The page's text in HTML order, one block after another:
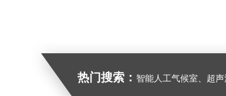
热门搜索： 智能人工气候室、超